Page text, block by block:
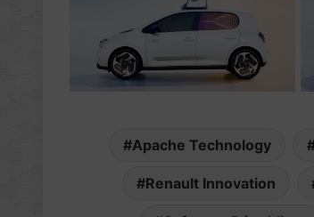
Apache Technology
Renault Innovation